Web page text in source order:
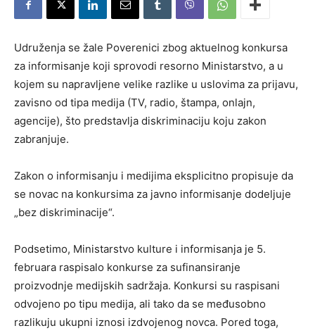
Udruženja se žale Poverenici zbog aktuelnog konkursa
za informisanje koji sprovodi resorno Ministarstvo, a u
kojem su napravljene velike razlike u uslovima za prijavu,
zavisno od tipa medija (TV, radio, štampa, onlajn,
agencije), što predstavlja diskriminaciju koju zakon
zabranjuje.
Zakon o informisanju i medijima eksplicitno propisuje da
se novac na konkursima za javno informisanje dodeljuje
„bez diskriminacije“.
Podsetimo, Ministarstvo kulture i informisanja je 5.
februara raspisalo konkurse za sufinansiranje
proizvodnje medijskih sadržaja. Konkursi su raspisani
odvojeno po tipu medija, ali tako da se međusobno
razlikuju ukupni iznosi izdvojenog novca. Pored toga,